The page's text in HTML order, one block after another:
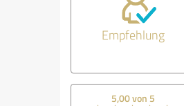
Empfehlung
5,00 von 5